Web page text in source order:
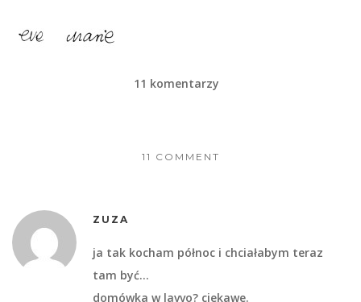
11 komentarzy
11 COMMENT
ZUZA
ja tak kocham północ i chciałabym teraz
tam być…
domówka w lavvo? ciekawe.